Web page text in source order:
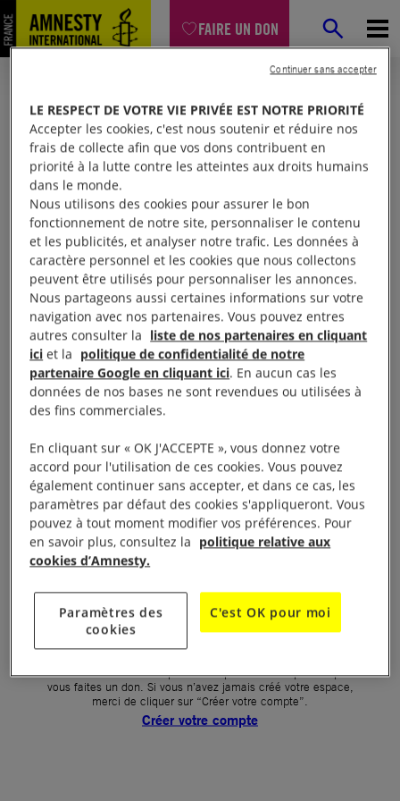
FAIRE UN DON
Mon espace
Connexion
Votre adresse email (obligatoire)
Mot de passe oublié ?
Un problème de connexion ?
Première connexion ?
La création de votre espace n’est pas automatique lorsque
vous faites un don. Si vous n’avez jamais créé votre espace,
merci de cliquer sur “Créer votre compte”.
Créer votre compte
LE RESPECT DE VOTRE VIE PRIVÉE EST NOTRE PRIORITÉ
Accepter les cookies, c'est nous soutenir et réduire nos
frais de collecte afin que vos dons contribuent en
priorité à la lutte contre les atteintes aux droits humains
dans le monde.
Nous utilisons des cookies pour assurer le bon
fonctionnement de notre site, personnaliser le contenu
et les publicités, et analyser notre trafic. Les données à
caractère personnel et les cookies que nous collectons
peuvent être utilisés pour personnaliser les annonces.
Nous partageons aussi certaines informations sur votre
navigation avec nos partenaires. Vous pouvez entres
autres consulter la liste de nos partenaires en cliquant
ici et la politique de confidentialité de notre
partenaire Google en cliquant ici. En aucun cas les
données de nos bases ne sont revendues ou utilisées à
des fins commerciales.
En cliquant sur « OK J'ACCEPTE », vous donnez votre
accord pour l'utilisation de ces cookies. Vous pouvez
également continuer sans accepter, et dans ce cas, les
paramètres par défaut des cookies s'appliqueront. Vous
pouvez à tout moment modifier vos préférences. Pour
en savoir plus, consultez la politique relative aux
cookies d’Amnesty.
Paramètres des
cookies
C'est OK pour moi
Continuer sans accepter